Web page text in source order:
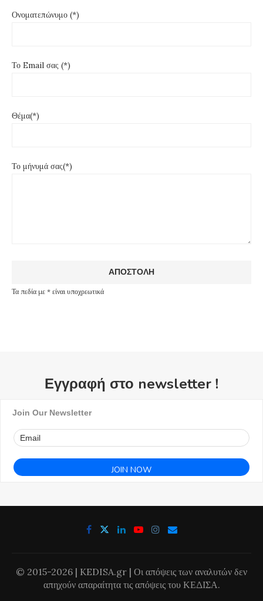
Ονοματεπώνυμο (*)
Το Email σας (*)
Θέμα(*)
Το μήνυμά σας(*)
Τα πεδία με * είναι υποχρεωτικά
Εγγραφή στο newsletter !
Join Our Newsletter
© 2015-2026 | KEDISA.gr | Οι απόψεις των αναλυτών δεν
απηχούν απαραίτητα τις απόψεις του ΚΕΔΙΣΑ.